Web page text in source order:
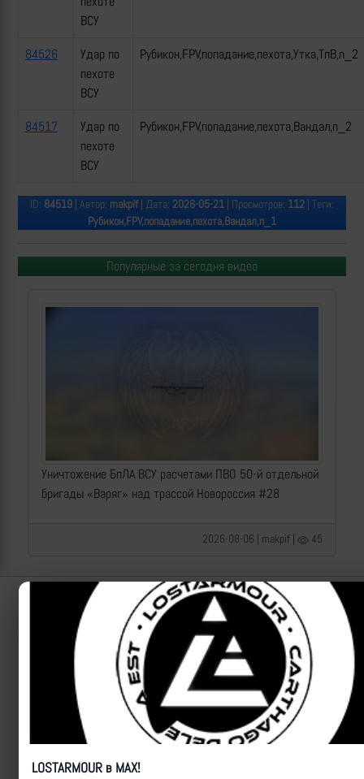
ВСУ
84526
Удар по
пехоте
ВСУ
Рубикон,FPV,попадание,пехота,Утка,ТпВ,n_2
84517
Удар по
пехоте
ВСУ
Рубикон,FPV,попадание,пехота,Вандал,n_2
ID: 84519 | Автор: makpif| Дата: 2026-05-21 | Просмотров: 112 | Теги:
Рубикон,FPV,попадание,пехота,Вандал,n_1
Популярные за сегодня видео
Уничтожение БпЛА ВСУ расчетами ПВО 50-й отдельной
бригады «Варяг» над трассой Новороссия #28
2026-08-06 | makpif | 45
Lostarmour | Carthago Delenda Est | 2014-2026
LOSTARMOUR в MAX!